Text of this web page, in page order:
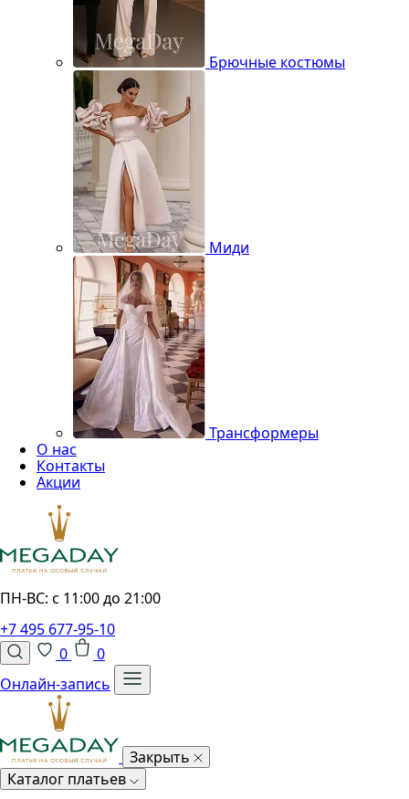
Брючные костюмы
Миди
Трансформеры
О нас
Контакты
Акции
ПН-ВС: с 11:00 до 21:00
+7 495 677-95-10
0
0
Онлайн-запись
Закрыть
Каталог платьев